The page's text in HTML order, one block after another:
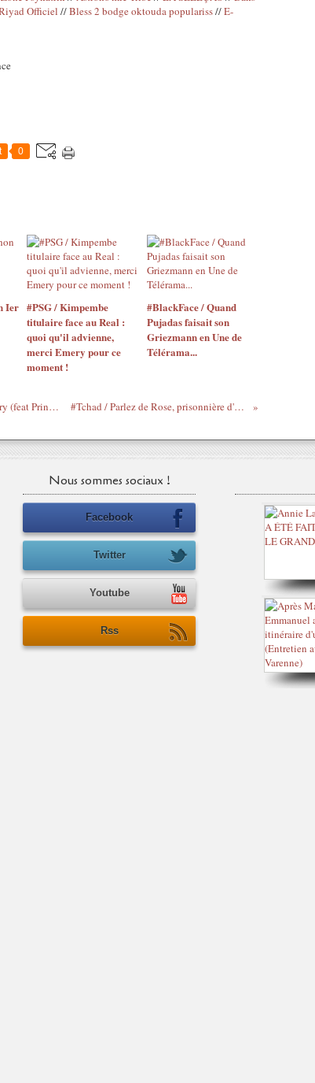
Officiel //Bless 2 bodge oktouda populariss//E-
0
Ier #PSG / Kimpembe
titulaire face au Real :
quoi qu'il advienne,
merci Emery pour ce
moment !
#BlackFace / Quand
Pujadas faisait son
Griezmann en Une de
Télérama...
#CulturesDePaix / OMJ Festival le 10 mai à Vitry (feat Princess Erika, Mokobé et plein d'artistes, d'intellectuels...) #Tchad / Parlez de Rose, prisonnière d'Hissène Habré, dit par Juliette Binoche
Nous sommes sociaux !
Facebook
Twitter
Youtube
Rss